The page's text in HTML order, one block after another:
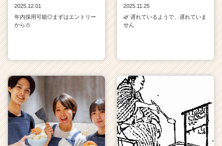
e
2025.12.01
年内採用可能◎まずはエントリー
から⛄
2025.11.25
🌿 遅れているようで、遅れていま
せん